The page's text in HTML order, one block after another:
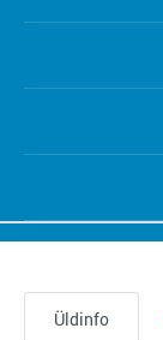
Üldinfo